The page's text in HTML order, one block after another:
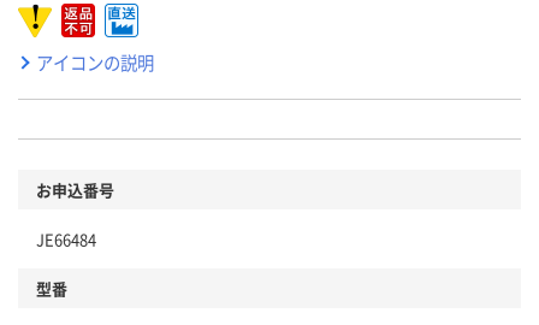
アイコンの説明
お申込番号
JE66484
型番